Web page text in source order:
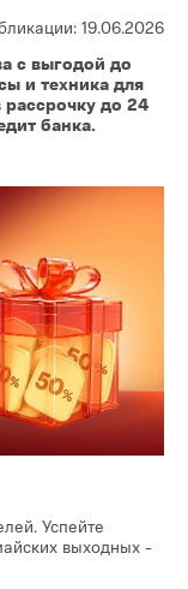
19.06.2026
с выгодой до
и техника для
до 24
банка.
Успейте
выходных -